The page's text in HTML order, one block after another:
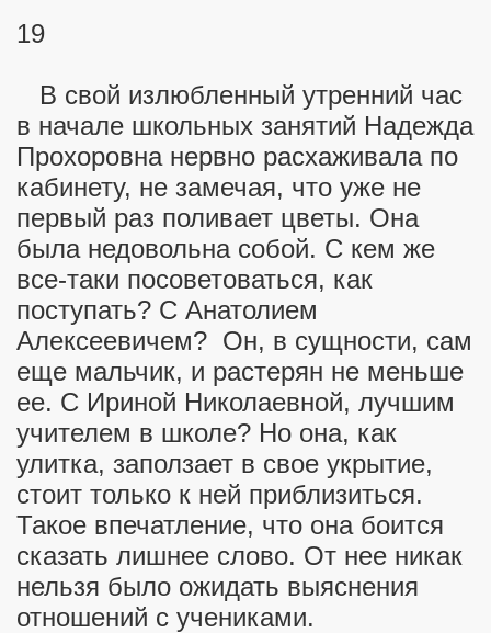
19
В свой излюбленный утренний час
в начале школьных занятий Надежда
Прохоровна нервно расхаживала по
кабинету, не замечая, что уже не
первый раз поливает цветы. Она
была недовольна собой. С кем же
все-таки посоветоваться, как
поступать? С Анатолием
Алексеевичем? Он, в сущности, сам
еще мальчик, и растерян не меньше
ее. С Ириной Николаевной, лучшим
учителем в школе? Но она, как
улитка, заползает в свое укрытие,
стоит только к ней приблизиться.
Такое впечатление, что она боится
сказать лишнее слово. От нее никак
нельзя было ожидать выяснения
отношений с учениками.
лагере